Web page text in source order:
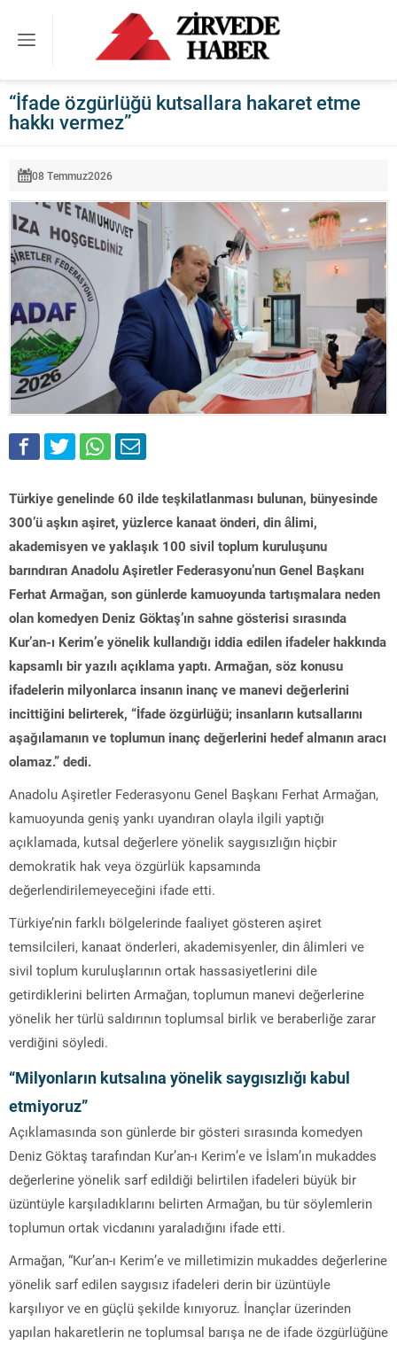
“İfade özgürlüğü kutsallara hakaret etme
hakkı vermez”
08 Temmuz2026
Türkiye genelinde 60 ilde teşkilatlanması bulunan, bünyesinde
300’ü aşkın aşiret, yüzlerce kanaat önderi, din âlimi,
akademisyen ve yaklaşık 100 sivil toplum kuruluşunu
barındıran Anadolu Aşiretler Federasyonu’nun Genel Başkanı
Ferhat Armağan, son günlerde kamuoyunda tartışmalara neden
olan komedyen Deniz Göktaş’ın sahne gösterisi sırasında
Kur’an-ı Kerim’e yönelik kullandığı iddia edilen ifadeler hakkında
kapsamlı bir yazılı açıklama yaptı. Armağan, söz konusu
ifadelerin milyonlarca insanın inanç ve manevi değerlerini
incittiğini belirterek, “İfade özgürlüğü; insanların kutsallarını
aşağılamanın ve toplumun inanç değerlerini hedef almanın aracı
olamaz.” dedi.
Anadolu Aşiretler Federasyonu Genel Başkanı Ferhat Armağan,
kamuoyunda geniş yankı uyandıran olayla ilgili yaptığı
açıklamada, kutsal değerlere yönelik saygısızlığın hiçbir
demokratik hak veya özgürlük kapsamında
değerlendirilemeyeceğini ifade etti.
Türkiye’nin farklı bölgelerinde faaliyet gösteren aşiret
temsilcileri, kanaat önderleri, akademisyenler, din âlimleri ve
sivil toplum kuruluşlarının ortak hassasiyetlerini dile
getirdiklerini belirten Armağan, toplumun manevi değerlerine
yönelik her türlü saldırının toplumsal birlik ve beraberliğe zarar
verdiğini söyledi.
“Milyonların kutsalına yönelik saygısızlığı kabul
etmiyoruz”
Açıklamasında son günlerde bir gösteri sırasında komedyen
Deniz Göktaş tarafından Kur’an-ı Kerim’e ve İslam’ın mukaddes
değerlerine yönelik sarf edildiği belirtilen ifadeleri büyük bir
üzüntüyle karşıladıklarını belirten Armağan, bu tür söylemlerin
toplumun ortak vicdanını yaraladığını ifade etti.
Armağan, “Kur’an-ı Kerim’e ve milletimizin mukaddes değerlerine
yönelik sarf edilen saygısız ifadeleri derin bir üzüntüyle
karşılıyor ve en güçlü şekilde kınıyoruz. İnançlar üzerinden
yapılan hakaretlerin ne toplumsal barışa ne de ifade özgürlüğüne